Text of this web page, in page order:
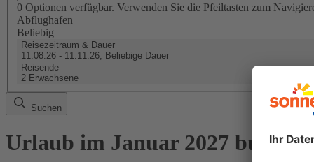
0 Optionen verfügbar. Verwenden Sie die Pfeiltasten zum
Abflughafen
Beliebig
Reisezeitraum & Dauer
11.08.26 - 11.11.26, Beliebige Dauer
Reisende
2 Erwachsene
Suchen
Urlaub im Januar 2027 buchen